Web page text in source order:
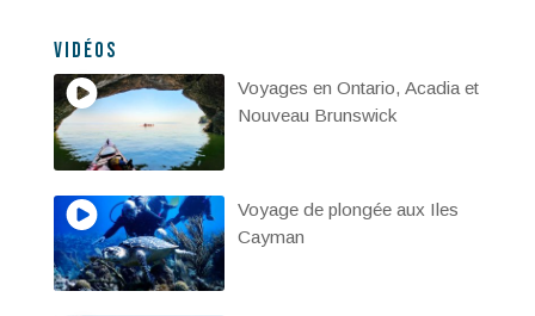
Vidéos
Voyages en Ontario, Acadia et
Nouveau Brunswick
Voyage de plongée aux Iles
Cayman